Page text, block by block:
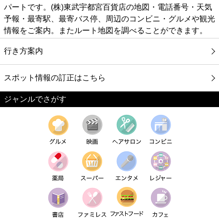
パートです。(株)東武宇都宮百貨店の地図・電話番号・天気
予報・最寄駅、最寄バス停、周辺のコンビニ・グルメや観光
情報をご案内。またルート地図を調べることができます。
行き方案内
スポット情報の訂正はこちら
ジャンルでさがす